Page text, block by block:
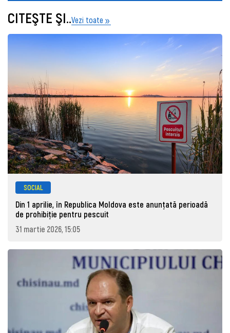
CITEŞTE ŞI..Vezi toate
SOCIAL
Din 1 aprilie, în Republica Moldova este anunţată perioadă
de prohibiţie pentru pescuit
31 martie 2026, 15:05